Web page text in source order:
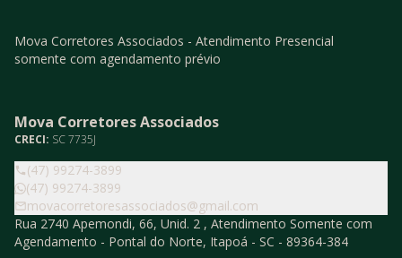
Mova Corretores Associados - Atendimento Presencial
somente com agendamento prévio
Mova Corretores Associados
CRECI: SC 7735J
(47) 99274-3899
(47) 99274-3899
movacorretoresassociados@gmail.com
Rua 2740 Apemondi, 66, Unid. 2 , Atendimento Somente com
Agendamento - Pontal do Norte, Itapoá - SC - 89364-384